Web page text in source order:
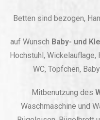
Betten sind bezogen,
auf Wunsch Baby- und
Hochstuhl,
WC, Töpfchen,
Mitbenutzung des
Waschmaschine und